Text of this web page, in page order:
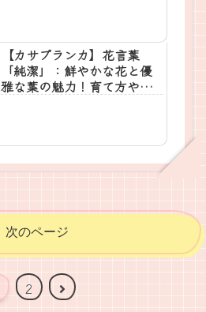
【カサブランカ】花言葉
「純潔」：鮮やかな花と優
雅な葉の魅力！育て方や特
次のページ
2
次